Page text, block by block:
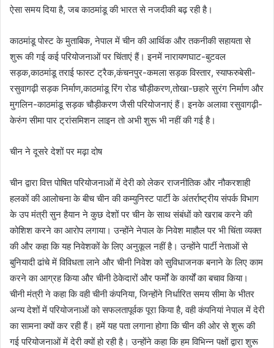
ऐसा समय दिया है, जब काठमांडू की भारत से नजदीकी बढ़ रही है।
काठमांडू पोस्ट के मुताबिक, नेपाल में चीन की आर्थिक और तकनीकी सहायता से
शुरू की गई कई परियोजनाओं पर चिंताएं हैं। इनमें नारायणघाट-बुटवल
सड़क,काठमांडू तराई फास्ट ट्रैक,कंचनपुर-कमला सड़क विस्तार, स्याफरुबेसी-
रसुवागढ़ी सड़क निर्माण,काठमांडू रिंग रोड चौड़ीकरण,तोखा-छहारे सुरंग निर्माण और
मुगलिन-काठमांडू सड़क चौड़ीकरण जैसी परियोजनाएं हैं। इनके अलावा रसुवागढ़ी-
केरुंग सीमा पार ट्रांसमिशन लाइन तो अभी शुरू भी नहीं की गई है।
चीन ने दूसरे देशों पर मढ़ा दोष
चीन द्वारा वित्त पोषित परियोजनाओं में देरी को लेकर राजनीतिक और नौकरशाही
हलकों की आलोचना के बीच चीन की कम्युनिस्ट पार्टी के अंतर्राष्ट्रीय संपर्क विभाग
के उप मंत्री सुन हैयान ने कुछ देशों पर चीन के साथ संबंधों को खराब करने की
कोशिश करने का आरोप लगाया। उन्होंने नेपाल के निवेश माहौल पर भी चिंता व्यक्त
की और कहा कि यह निवेशकों के लिए अनुकूल नहीं है। उन्होंने पार्टी नेताओं से
बुनियादी ढांचे में विविधता लाने और चीनी निवेश को सुविधाजनक बनाने के लिए काम
करने का आग्रह किया और चीनी ठेकेदारों और फर्मों के कार्यों का बचाव किया।
चीनी मंत्री ने कहा कि वही चीनी कंपनिया, जिन्होंने निर्धारित समय सीमा के भीतर
अन्य देशों में परियोजनाओं को सफलतापूर्वक पूरा किया है, वही कंपनियां नेपाल में देरी
का सामना क्यों कर रही हैं। हमें यह पता लगाना होगा कि चीन की ओर से शुरू की
गई परियोजनाओं में देरी क्यों हो रही है। उन्होंने कहा कि हम विभिन्न पक्षों द्वारा शुरू